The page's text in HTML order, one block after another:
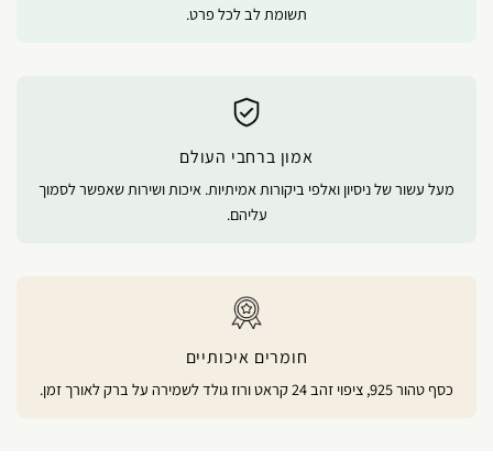
תשומת לב לכל פרט.
אמון ברחבי העולם
מעל עשור של ניסיון ואלפי ביקורות אמיתיות. איכות ושירות שאפשר לסמוך
עליהם.
חומרים איכותיים
כסף טהור 925, ציפוי זהב 24 קראט ורוז גולד לשמירה על ברק לאורך זמן.